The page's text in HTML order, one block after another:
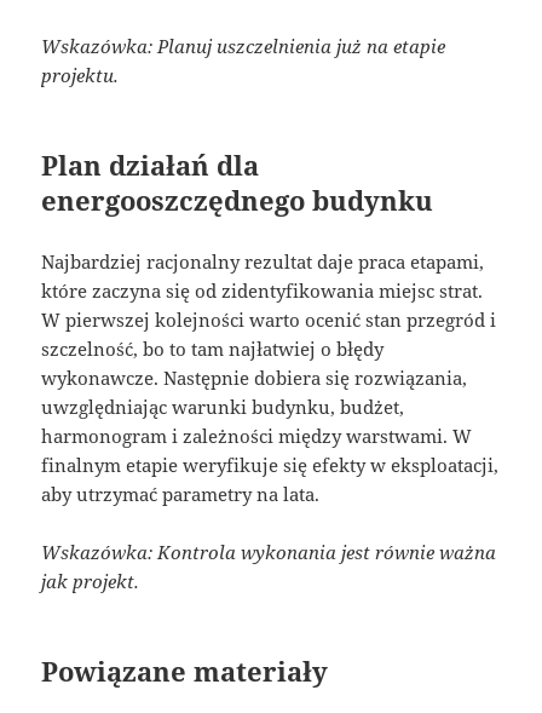
Wskazówka: Planuj uszczelnienia już na etapie
projektu.
Plan działań dla
energooszczędnego budynku
Najbardziej racjonalny rezultat daje praca etapami,
które zaczyna się od zidentyfikowania miejsc strat.
W pierwszej kolejności warto ocenić stan przegród i
szczelność, bo to tam najłatwiej o błędy
wykonawcze. Następnie dobiera się rozwiązania,
uwzględniając warunki budynku, budżet,
harmonogram i zależności między warstwami. W
finalnym etapie weryfikuje się efekty w eksploatacji,
aby utrzymać parametry na lata.
Wskazówka: Kontrola wykonania jest równie ważna
jak projekt.
Powiązane materiały